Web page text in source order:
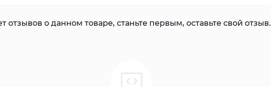
отзывов о данном товаре, станьте первым, оставьте свой отзыв.